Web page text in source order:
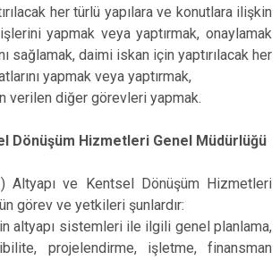
her türlü yapılara ve konutlara ilişkin
yapmak veya yaptırmak, onaylamak
sağlamak, daimi iskan için yaptırılacak her
yapmak veya yaptırmak,
verilen diğer görevleri yapmak.
Dönüşüm Hizmetleri Genel Müdürlüğü
Altyapı ve Kentsel Dönüşüm Hizmetleri
görev ve yetkileri şunlardır:
altyapı sistemleri ile ilgili genel planlama,
projelendirme, işletme, finansman